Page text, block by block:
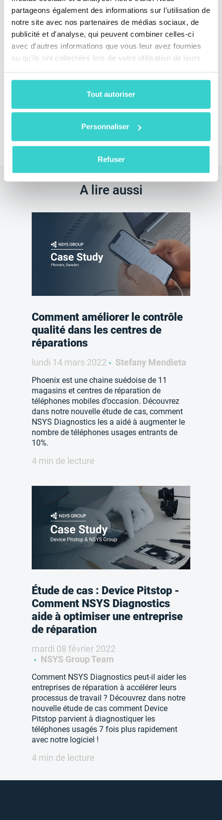
partageons également des informations sur l'utilisation de
notre site avec nos partenaires de médias sociaux, de
publicité et d'analyse, qui peuvent combiner celles-ci
avec d'autres informations que vous leur avez fournies
ou qu'ils ont collectées lors de votre utilisation de leurs
Tout autoriser
Personnaliser
Refuser
Recycling d'avoir choisi nos produits !
Si vous souhaitez en savoir plus sur nos produits,
envoyez-nous votre demande et nous vous
contacterons pour planifier une démonstration
gratuite.
Organisez une démo
A lire aussi
Comment améliorer le contrôle
qualité dans les centres de
réparations
lundi 14 mars 2022 Stefany Mendieta
Phoenix est une chaine suédoise de 11
magasins et centres de réparation de
téléphones mobiles d’occasion. Découvrez
dans notre nouvelle étude de cas, comment
NSYS Diagnostics les a aidé à augmenter le
nombre de téléphones usages entrants de
10%.
4 min de lecture
Étude de cas : Device Pitstop -
Comment NSYS Diagnostics
aide à optimiser une entreprise
de réparation
mardi 08 février 2022
NSYS Group Team
Comment NSYS Diagnostics peut-il aider les
entreprises de réparation à accélérer leurs
processus de travail ? Découvrez dans notre
nouvelle étude de cas comment Device
Pitstop parvient à diagnostiquer les
téléphones usagés 7 fois plus rapidement
avec notre logiciel !
4 min de lecture